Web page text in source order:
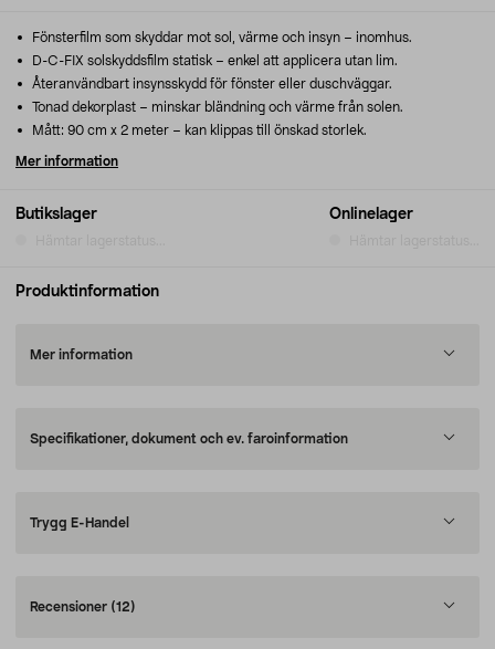
Butikslager Onlinelager
Fönsterfilm som skyddar mot sol, värme och insyn – inomhus.
D-C-FIX solskyddsfilm statisk – enkel att applicera utan lim.
Återanvändbart insynsskydd för fönster eller duschväggar.
Tonad dekorplast – minskar bländning och värme från solen.
Mått: 90 cm x 2 meter – kan klippas till önskad storlek.
Mer information
Produktinformation
Mer information
Specifikationer, dokument och ev. faroinformation
Trygg E-Handel
Recensioner (12)